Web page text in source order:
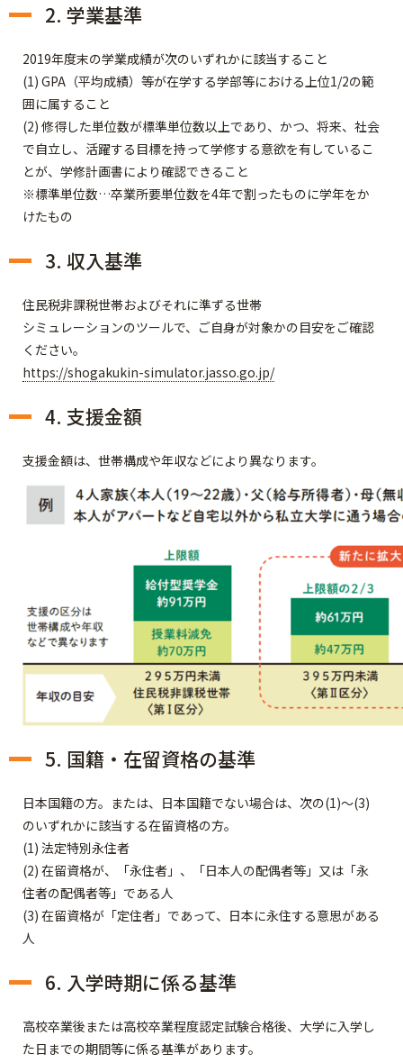
2. 学業基準
2019年度末の学業成績が次のいずれかに該当すること
(1) GPA（平均成績）等が在学する学部等における上位1/2の範
囲に属すること
(2) 修得した単位数が標準単位数以上であり、かつ、将来、社会
で自立し、活躍する目標を持って学修する意欲を有しているこ
とが、学修計画書により確認できること
※標準単位数…卒業所要単位数を4年で割ったものに学年をか
けたもの
3. 収入基準
住民税非課税世帯およびそれに準ずる世帯
シミュレーションのツールで、ご自身が対象かの目安をご確認
ください。
https://shogakukin-simulator.jasso.go.jp/
4. 支援金額
支援金額は、世帯構成や年収などにより異なります。
5. 国籍・在留資格の基準
日本国籍の方。または、日本国籍でない場合は、次の(1)～(3)
のいずれかに該当する在留資格の方。
(1) 法定特別永住者
(2) 在留資格が、「永住者」、「日本人の配偶者等」又は「永
住者の配偶者等」である人
(3) 在留資格が「定住者」であって、日本に永住する意思がある
人
6. 入学時期に係る基準
高校卒業後または高校卒業程度認定試験合格後、大学に入学し
た日までの期間等に係る基準があります。